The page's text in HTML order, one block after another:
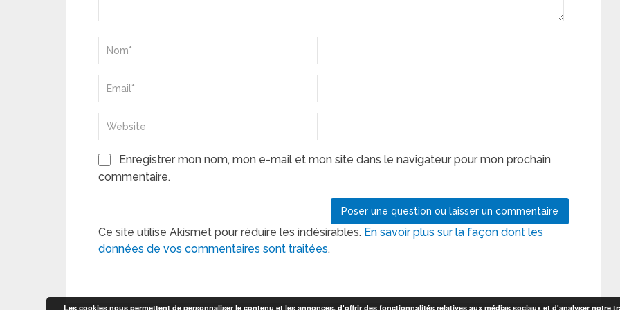
Enregistrer mon nom, mon e-mail et mon site dans le navigateur pour mon prochain
commentaire.
Ce site utilise Akismet pour réduire les indésirables. En savoir plus sur la façon dont les
données de vos commentaires sont traitées.
Les cookies nous permettent de personnaliser le contenu et les annonces, d'offrir des fonctionnalités relatives aux médias sociaux et d'analyser